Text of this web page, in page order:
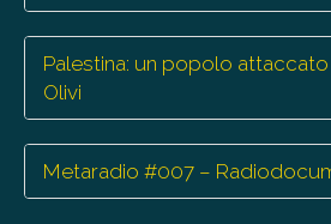
Palestina: un popolo
Olivi
Metaradio #007 –